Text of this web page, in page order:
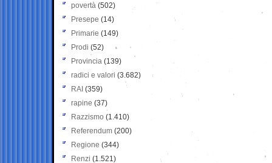
povertà (502)
Presepe (14)
Primarie (149)
Prodi (52)
Provincia (139)
radici e valori (3.682)
RAI (359)
rapine (37)
Razzismo (1.410)
Referendum (200)
Regione (344)
Renzi (1.521)